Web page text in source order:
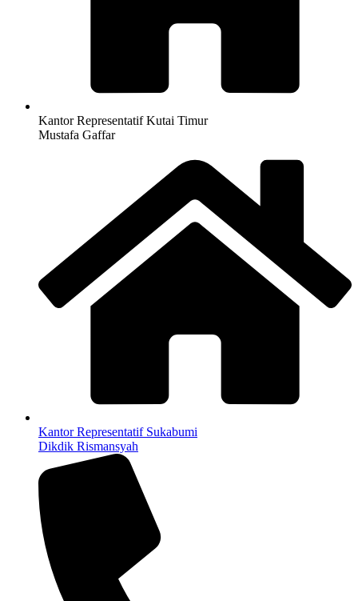
Kantor Representatif Kutai Timur
Mustafa Gaffar
Kantor Representatif Sukabumi
Dikdik Rismansyah